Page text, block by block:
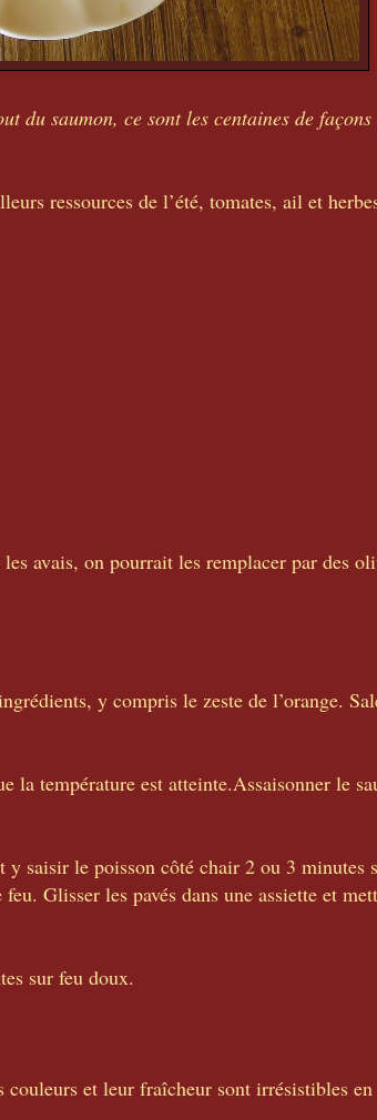
du saumon, ce sont les centaines de
ressources de l’été, tomates, ail et
avais, on pourrait les remplacer par des
y compris le zeste de l’orange.
température est atteinte.Assaisonner le
saisir le poisson côté chair 2 ou 3 minutes
Glisser les pavés dans une assiette et
sur feu doux.
et leur fraîcheur sont irrésistibles